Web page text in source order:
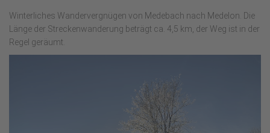
Winterliches Wandervergnügen von Medebach nach Medelon. Die
Länge der Streckenwanderung beträgt ca. 4,5 km, der Weg ist in der
Regel geräumt.